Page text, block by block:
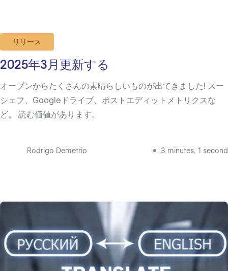
リリース
2025年3月更新する
オーブンからたくさんの素晴らしいものが出てきました! スー
シェフ、Googleドライブ、ポストエディットメトリクスな
ど。 読む価値があります。
Rodrigo Demetrio 3 minutes, 1 second